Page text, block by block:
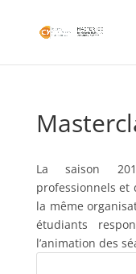
La saison
professionnels et
la même
étudiants
l’animation des